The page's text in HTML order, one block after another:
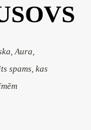
Aura,
spams, kas